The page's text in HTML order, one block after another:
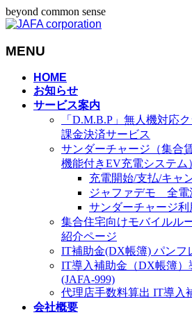
beyond common sense
MENU
HOME
お知らせ
サービス案内
「D.M.B.P」無人機対応
課金決済サービス
サンダーチャージ（集合
機能付きEV充電システム
充電開始/支払/キャ
ジャファデモ 全電
サンダーチャージ利
集合住宅向けモバイル
紹介ページ
IT補助金(DX帳簿) パンフ
IT導入補助金（DX帳簿
(JAFA-999)
代理店手数料算出 IT導入
会社概要